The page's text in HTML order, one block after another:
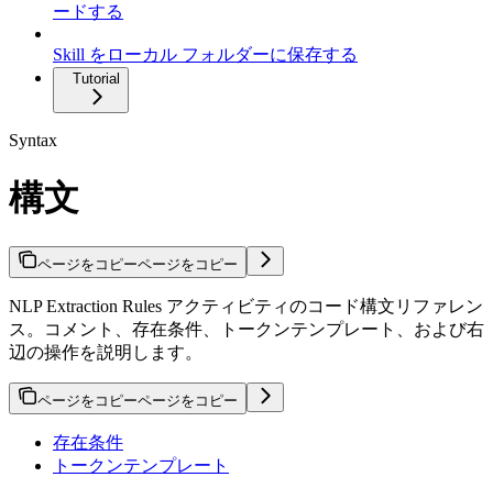
ードする
Skill をローカル フォルダーに保存する
Tutorial
Syntax
構文
ページをコピーページをコピー
NLP Extraction Rules アクティビティのコード構文リファレン
ス。コメント、存在条件、トークンテンプレート、および右
辺の操作を説明します。
ページをコピーページをコピー
存在条件
トークンテンプレート